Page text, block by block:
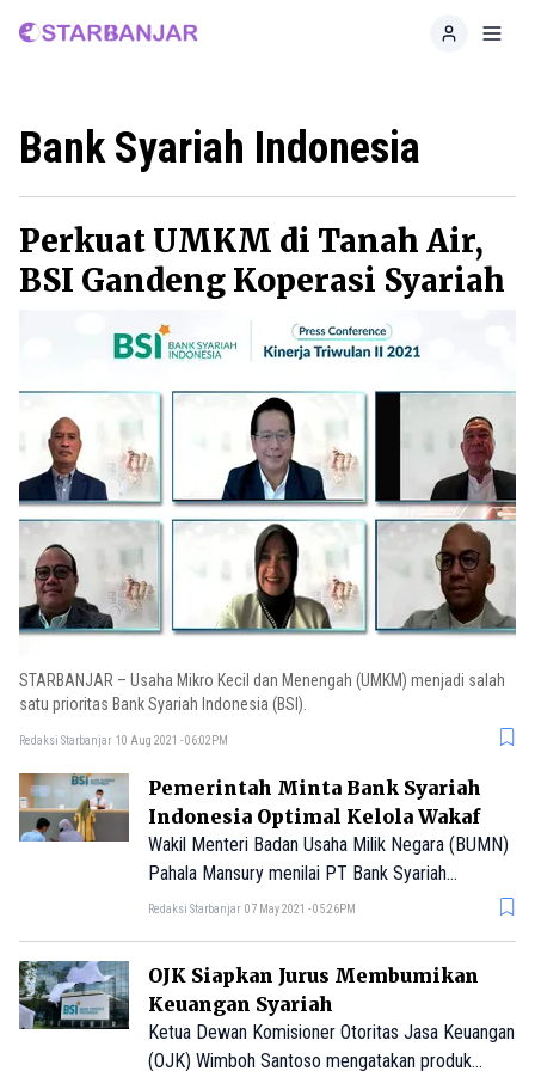
Home
Bank Syariah Indonesia
Perkuat UMKM di Tanah Air,
BSI Gandeng Koperasi Syariah
STARBANJAR – Usaha Mikro Kecil dan Menengah (UMKM) menjadi salah
satu prioritas Bank Syariah Indonesia (BSI).
Redaksi Starbanjar 10 Aug 2021 - 06:02PM
Pemerintah Minta Bank Syariah
Indonesia Optimal Kelola Wakaf
Wakil Menteri Badan Usaha Milik Negara (BUMN)
Pahala Mansury menilai PT Bank Syariah
Indonesia (Persero) Tbk atau BSI belum optimal
Redaksi Starbanjar 07 May 2021 - 05:26PM
OJK Siapkan Jurus Membumikan
Keuangan Syariah
Ketua Dewan Komisioner Otoritas Jasa Keuangan
(OJK) Wimboh Santoso mengatakan produk